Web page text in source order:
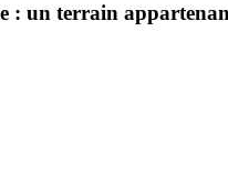
: un terrain